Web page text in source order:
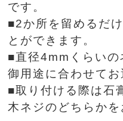
です。
■2か所を留めるだ
とができます。
■直径4mmくらいの
御用途に合わせてお
■取り付ける際は石
木ネジのどちらかを